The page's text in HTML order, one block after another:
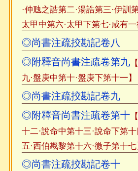
·仲虺之誥第二·湯誥第三·伊訓
太甲中第六·太甲下第七·咸有一
◎尚書注疏挍勘記卷八
◎附釋音尚書注疏卷第九
九·盤庚中第十·盤庚下第十一】
◎尚書注疏挍勘記卷九
◎附釋音尚書注疏卷第十
十二·說命中第十三·說命下第
五·西伯戡黎第十六·微子第十七
◎尚書注疏挍勘記卷十